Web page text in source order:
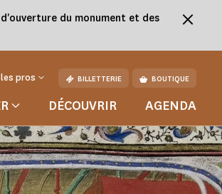
du monument et des
pros BILLETTERIE BOUTIQUE
DÉCOUVRIR AGENDA